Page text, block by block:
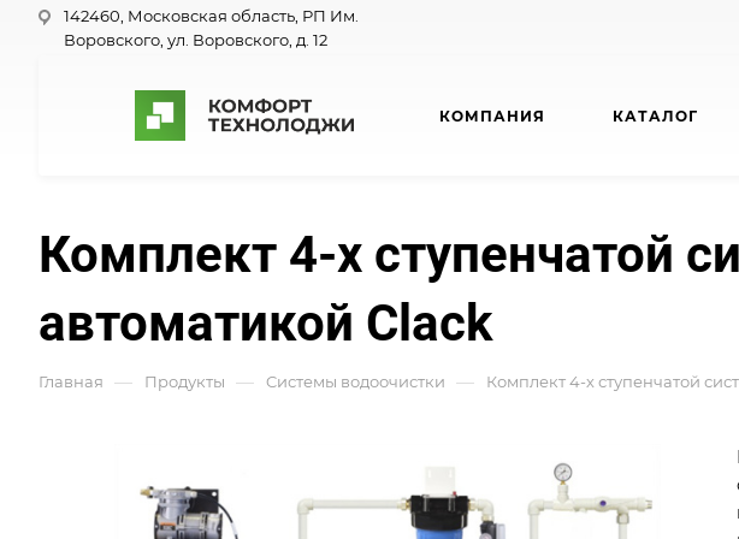
142460, Московская область, РП Им.
Воровского, ул. Воровского, д. 12
КОМПАНИЯ КАТАЛОГ
Комплект 4-х ступенчатой
автоматикой Clack
Главная — Продукты — Cистемы водоочистки — Комплект 4-х ступенчатой